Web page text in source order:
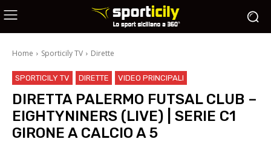
Home Sporticily TV Dirette
SPORTICILY TV DIRETTE VIDEO PRINCIPALI
DIRETTA PALERMO FUTSAL CLUB –
EIGHTYNINERS (LIVE) | SERIE C1
GIRONE A CALCIO A 5